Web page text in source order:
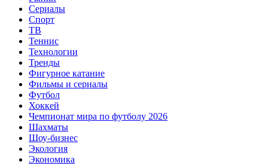
Сериалы
Спорт
ТВ
Теннис
Технологии
Тренды
Фигурное катание
Фильмы и сериалы
Футбол
Хоккей
Чемпионат мира по футболу 2026
Шахматы
Шоу-бизнес
Экология
Экономика